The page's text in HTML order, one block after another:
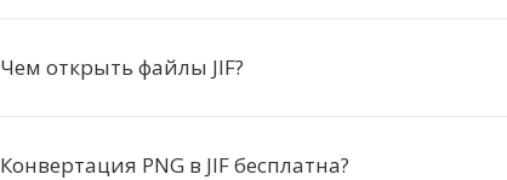
Чем открыть файлы JIF?
Конвертация PNG в JIF бесплатна?